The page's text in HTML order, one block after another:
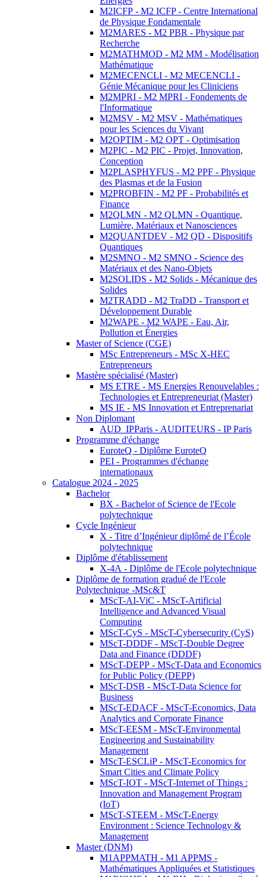
M2ICFP - M2 ICFP - Centre International
de Physique Fondamentale
M2MARES - M2 PBR - Physique par
Recherche
M2MATHMOD - M2 MM - Modélisation
Mathématique
M2MECENCLI - M2 MECENCLI -
Génie Mécanique pour les Cliniciens
M2MPRI - M2 MPRI - Fondements de
l'Informatique
M2MSV - M2 MSV - Mathématiques
pour les Sciences du Vivant
M2OPTIM - M2 OPT - Optimisation
M2PIC - M2 PIC - Projet, Innovation,
Conception
M2PLASPHYFUS - M2 PPF - Physique
des Plasmas et de la Fusion
M2PROBFIN - M2 PF - Probabilités et
Finance
M2QLMN - M2 QLMN - Quantique,
Lumière, Matériaux et Nanosciences
M2QUANTDEV - M2 QD - Dispositifs
Quantiques
M2SMNO - M2 SMNO - Science des
Matériaux et des Nano-Objets
M2SOLIDS - M2 Solids - Mécanique des
Solides
M2TRADD - M2 TraDD - Transport et
Développement Durable
M2WAPE - M2 WAPE - Eau, Air,
Pollution et Énergies
Master of Science (CGE)
MSc Entrepreneurs - MSc X-HEC
Entrepreneurs
Mastère spécialisé (Master)
MS ETRE - MS Energies Renouvelables :
Technologies et Entrepreneuriat (Master)
MS IE - MS Innovation et Entreprenariat
Non Diplomant
AUD_IPParis - AUDITEURS - IP Paris
Programme d'échange
EuroteQ - Diplôme EuroteQ
PEI - Programmes d'échange
internationaux
Catalogue 2024 - 2025
Bachelor
BX - Bachelor of Science de l'Ecole
polytechnique
Cycle Ingénieur
X - Titre d’Ingénieur diplômé de l’École
polytechnique
Diplôme d'établissement
X-4A - Diplôme de l'Ecole polytechnique
Diplôme de formation gradué de l'Ecole
Polytechnique -MSc&T
MScT-AI-ViC - MScT-Artificial
Intelligence and Advanced Visual
Computing
MScT-CyS - MScT-Cybersecurity (CyS)
MScT-DDDF - MScT-Double Degree
Data and Finance (DDDF)
MScT-DEPP - MScT-Data and Economics
for Public Policy (DEPP)
MScT-DSB - MScT-Data Science for
Business
MScT-EDACF - MScT-Economics, Data
Analytics and Corporate Finance
MScT-EESM - MScT-Environmental
Engineering and Sustainability
Management
MScT-ESCLiP - MScT-Economics for
Smart Cities and Climate Policy
MScT-IOT - MScT-Internet of Things :
Innovation and Management Program
(IoT)
MScT-STEEM - MScT-Energy
Environment : Science Technology &
Management
Master (DNM)
M1APPMATH - M1 APPMS -
Mathématiques Appliquées et Statistiques